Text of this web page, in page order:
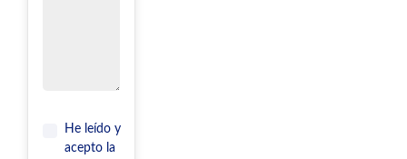
He leído y
acepto la